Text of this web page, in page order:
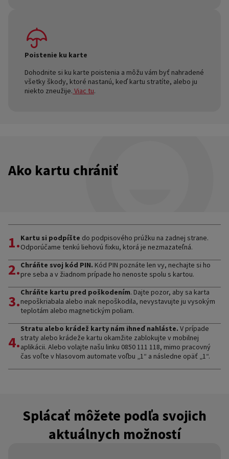
Poistenie ku karte
Dohodnite si ku karte poistenia a môžu vám byť nahradené
všetky škody, ktoré nastanú, keď kartu stratíte, alebo ju
niekto zneužije. Viac tu.
Ako kartu chrániť
1.Kartu si podpíšte do podpisového prúžku na zadnej strane.
Odporúčame tenkú liehovú fixku, ktorá je nezmazateľná.
2.Chráňte svoj kód PIN. Kód PIN poznáte len vy, nechajte si ho
pre seba a v žiadnom prípade ho nenoste spolu s kartou.
3.Chráňte kartu pred poškodením. Dajte pozor, aby sa karta
nepoškriabala alebo inak nepoškodila, nevystavujte ju vysokým
teplotám alebo magnetickým poliam.
4.
Stratu alebo krádež karty nám ihneď nahláste. V prípade
straty alebo krádeže kartu okamžite zablokujte v mobilnej
aplikácii. Alebo volajte našu linku 0850 111 118, mimo pracovný
čas voľte v hlasovom automate voľbu „1“ a následne opäť „1“.
Splácať môžete podľa svojich
aktuálnych možností